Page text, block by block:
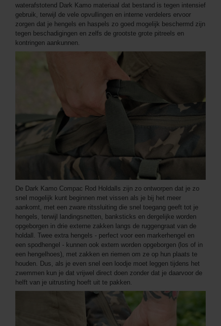
waterafstotend Dark Kamo materiaal dat bestand is tegen intensief
gebruik, terwijl de vele opvullingen en interne verdelers ervoor
zorgen dat je hengels en haspels zo goed mogelijk beschermd zijn
tegen beschadigingen en zelfs de grootste grote pitreels en
kontringen aankunnen.
De Dark Kamo Compac Rod Holdalls zijn zo ontworpen dat je zo
snel mogelijk kunt beginnen met vissen als je bij het meer
aankomt, met een zware ritssluiting die snel toegang geeft tot je
hengels, terwijl landingsnetten, banksticks en dergelijke worden
opgeborgen in drie externe zakken langs de ruggengraat van de
holdall. Twee extra hengels - perfect voor een markerhengel en
een spodhengel - kunnen ook extern worden opgeborgen (los of in
een hengelhoes), met zakken en riemen om ze op hun plaats te
houden. Dus, als je even snel een loodje moet leggen tijdens het
zwemmen kun je dat vrijwel direct doen zonder dat je daarvoor de
helft van je uitrusting hoeft uit te pakken.